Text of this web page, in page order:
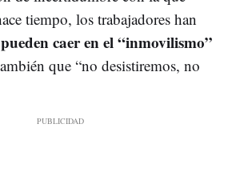
tiempo, los trabajadores han
caer en el “inmovilismo”
que “no desistiremos, no